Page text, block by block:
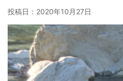
投稿日： 2020年10月27日